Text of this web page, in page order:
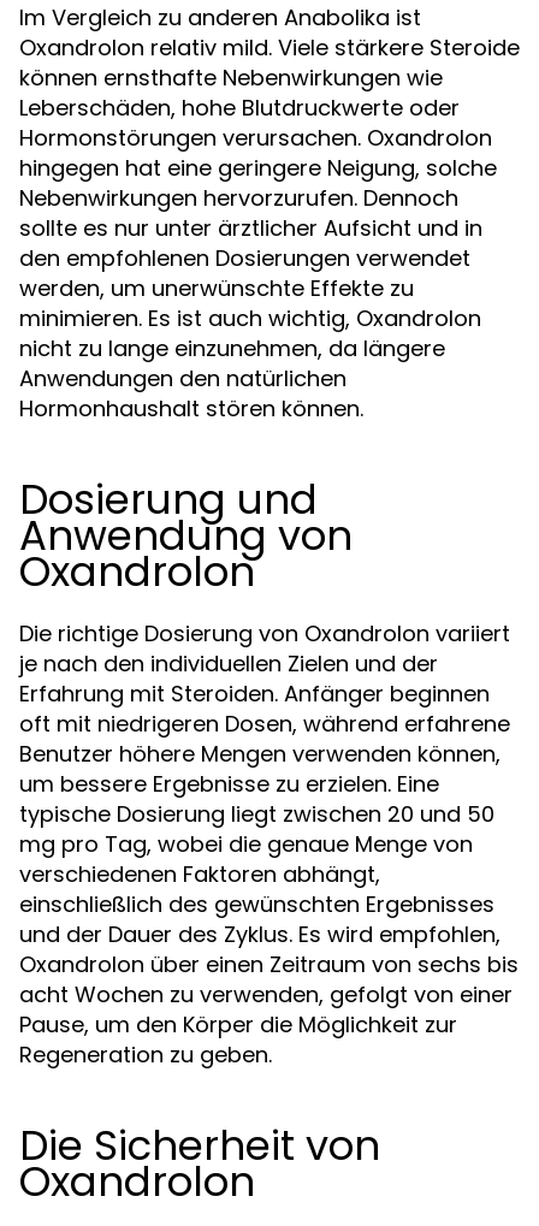
Im Vergleich zu anderen Anabolika ist
Oxandrolon relativ mild. Viele stärkere Steroide
können ernsthafte Nebenwirkungen wie
Leberschäden, hohe Blutdruckwerte oder
Hormonstörungen verursachen. Oxandrolon
hingegen hat eine geringere Neigung, solche
Nebenwirkungen hervorzurufen. Dennoch
sollte es nur unter ärztlicher Aufsicht und in
den empfohlenen Dosierungen verwendet
werden, um unerwünschte Effekte zu
minimieren. Es ist auch wichtig, Oxandrolon
nicht zu lange einzunehmen, da längere
Anwendungen den natürlichen
Hormonhaushalt stören können.
Dosierung und
Anwendung von
Oxandrolon
Die richtige Dosierung von Oxandrolon variiert
je nach den individuellen Zielen und der
Erfahrung mit Steroiden. Anfänger beginnen
oft mit niedrigeren Dosen, während erfahrene
Benutzer höhere Mengen verwenden können,
um bessere Ergebnisse zu erzielen. Eine
typische Dosierung liegt zwischen 20 und 50
mg pro Tag, wobei die genaue Menge von
verschiedenen Faktoren abhängt,
einschließlich des gewünschten Ergebnisses
und der Dauer des Zyklus. Es wird empfohlen,
Oxandrolon über einen Zeitraum von sechs bis
acht Wochen zu verwenden, gefolgt von einer
Pause, um den Körper die Möglichkeit zur
Regeneration zu geben.
Die Sicherheit von
Oxandrolon